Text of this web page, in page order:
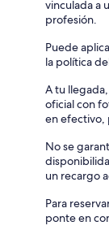
vinculada a
profesión.
Puede
la política
A tu
oficial con
en efectivo,
No se
un recargo
Para
ponte en